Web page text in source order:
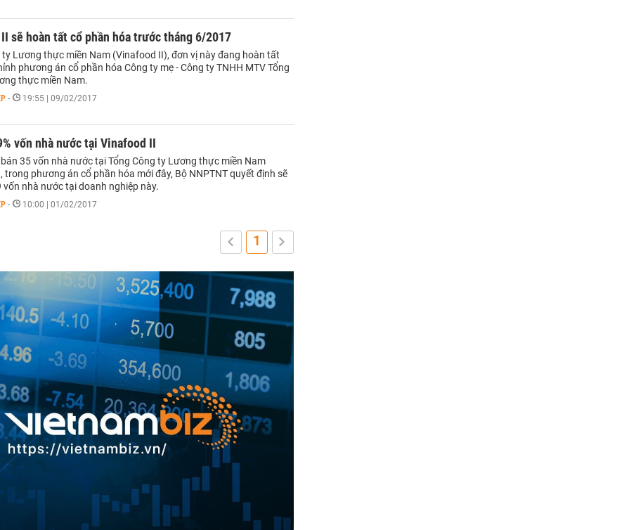
sẽ hoàn tất cổ phần hóa trước tháng 6/2017
ty Lương thực miền Nam (Vinafood II), đơn vị này đang hoàn tất
phương án cổ phần hóa Công ty mẹ - Công ty TNHH MTV Tổng
thực miền Nam.
- 19:55 | 09/02/2017
vốn nhà nước tại Vinafood II
35 vốn nhà nước tại Tổng Công ty Lương thực miền Nam
trong phương án cổ phần hóa mới đây, Bộ NNPTNT quyết định sẽ
vốn nhà nước tại doanh nghiệp này.
- 10:00 | 01/02/2017
1